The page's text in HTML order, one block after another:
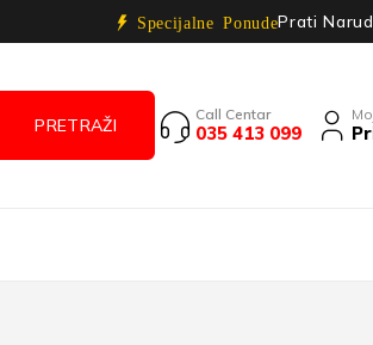
Specijalne PonudePrati
Call Centar
035 413 099